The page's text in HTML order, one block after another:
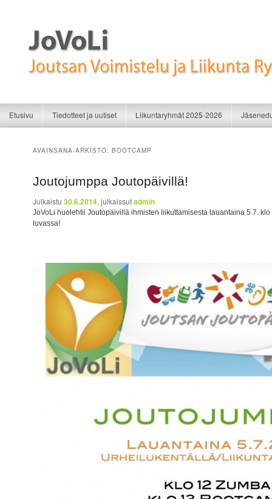
JoVoLi | Joutsan Voimistelu ja
Siirry sisältöön
Siirry toissijaiseen sisältöön
Etusivu Tiedotteet ja uutiset Liikuntaryhmät 2025-2026
AVAINSANA-ARKISTO:BOOTCAMP
Joutojumppa Joutopäivillä!
Julkaistu30.6.2014, julkaissutadmin
JoVoLi huolehtii Joutopäivillä ihmisten liikuttamisesta lauantaina 5.7.
luvassa!